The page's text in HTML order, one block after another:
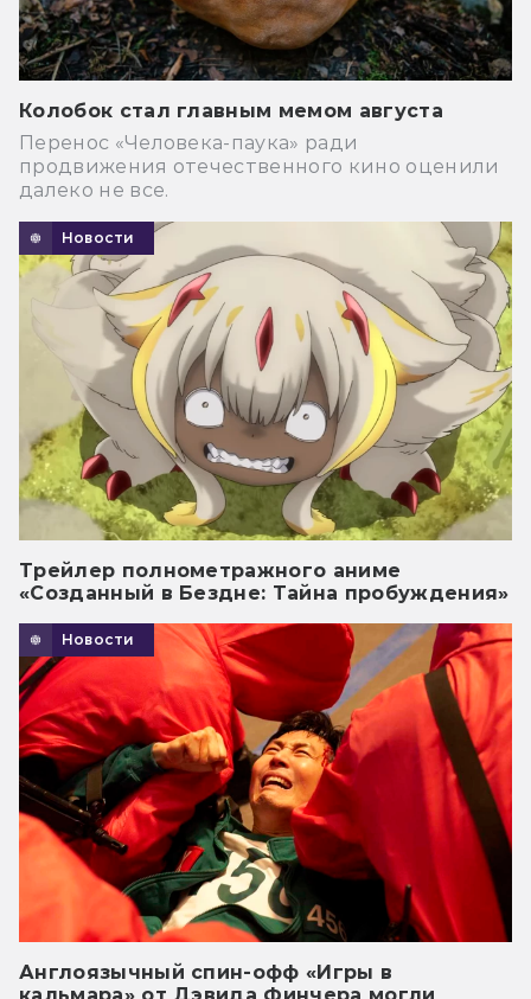
Колобок стал главным мемом августа
Перенос «Человека-паука» ради
продвижения отечественного кино оценили
далеко не все.
Новости
Трейлер полнометражного аниме
«Созданный в Бездне: Тайна пробуждения»
Новости
Англоязычный спин-офф «Игры в
кальмара» от Дэвида Финчера могли